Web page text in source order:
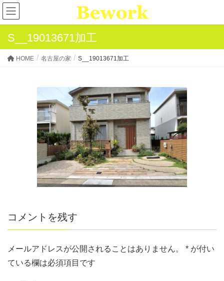
S__19013671加工
HOME 名古屋の家 S__19013671加工
コメントを残す
メールアドレスが公開されることはありません。 * が付い
ている欄は必須項目です